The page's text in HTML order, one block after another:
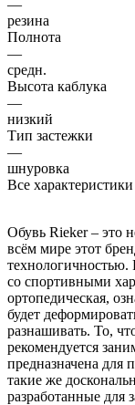
—
резина
Полнота
—
средн.
Высота каблука
—
низкий
Тип застежки
—
шнуровка
Все характеристики
Обувь Rieker – это
всём мире этот
технологичностью.
со спортивными
ортопедическая,
будет
разнашивать. То,
рекомендуется
предназначена для
такие же
разработанные для